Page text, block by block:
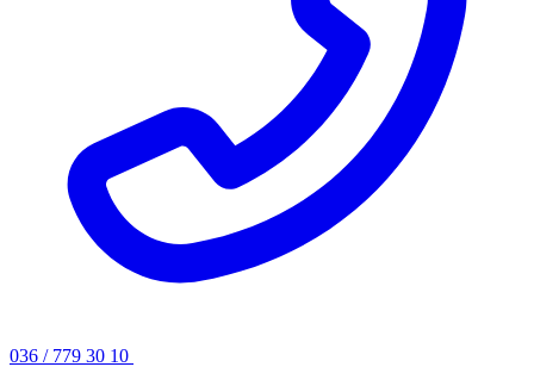
036 / 779 30 10